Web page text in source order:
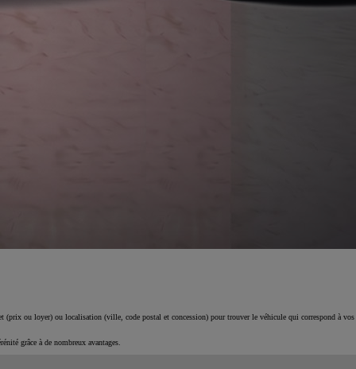
(prix ou loyer) ou localisation (ville, code postal et concession) pour trouver le véhicule qui correspond à vos
grâce à de nombreux avantages.